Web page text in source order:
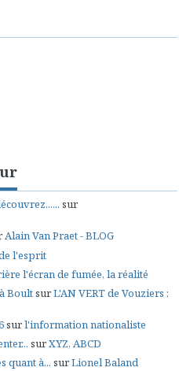
sur
Alain Van Praet - BLOG
l'esprit
l'écran de fumée, la réalité
BoultsurL'AN VERT de Vouziers :
surl'information nationaliste
surXYZ, ABCD
quant à... surLionel Baland